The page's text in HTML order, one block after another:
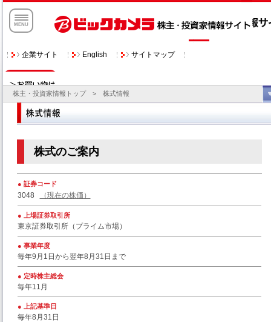
企業サイト English サイトマップ
株主・投資家情報トップ> 株式情報
株式のご案内
証券コード
3048 （現在の株価）
上場証券取引所
東京証券取引所（プライム市場）
事業年度
毎年9月1日から翌年8月31日まで
定時株主総会
毎年11月
上記基準日
毎年8月31日